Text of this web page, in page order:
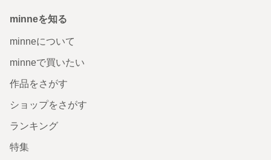
minneを知る
minneについて
minneで買いたい
作品をさがす
ショップをさがす
ランキング
特集